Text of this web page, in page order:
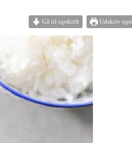
Gå til opskrift Udskriv